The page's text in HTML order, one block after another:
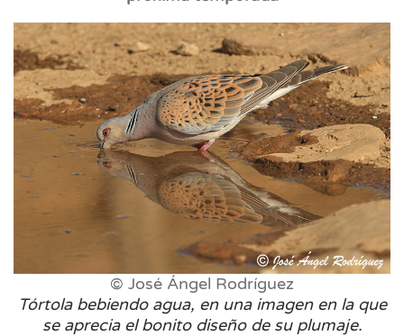
© José Ángel Rodríguez
Tórtola bebiendo agua, en una imagen en la que
se aprecia el bonito diseño de su plumaje.